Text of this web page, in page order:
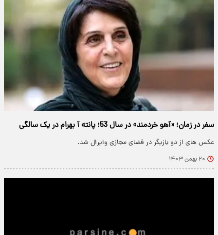
سفر در زمان؛ «آهو خردمند» در سال 53؛ پانته آ بهرام در یک سالگی
عکس های از دو بازیگر در فضای مجازی وایرال شد.
۲۰ بهمن ۱۴۰۳